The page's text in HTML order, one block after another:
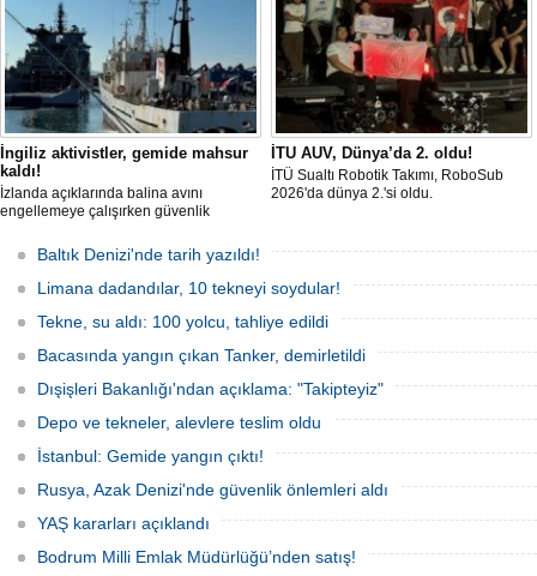
İngiliz aktivistler, gemide mahsur
kaldı!
İzlanda açıklarında balina avını
engellemeye çalışırken güvenlik
protesto gemisindeki 21 çevre aktivisti,
günlerdir gemiden çıkmalarına izin
verilmediğini ve temel haklarının ihlal
edildiğini öne sürdü. Mürettebatta iki
Britanyalı aktivist de bulunuyor.
İTU AUV, Dünya’da 2. oldu!
İTÜ Sualtı Robotik Takımı, RoboSub
2026'da dünya 2.'si oldu.
Baltık Denizi'nde tarih yazıldı!
Limana dadandılar, 10 tekneyi soydular!
Tekne, su aldı: 100 yolcu, tahliye edildi
Bacasında yangın çıkan Tanker, demirletildi
Dışişleri Bakanlığı'ndan açıklama: "Takipteyiz"
Depo ve tekneler, alevlere teslim oldu
İstanbul: Gemide yangın çıktı!
Rusya, Azak Denizi'nde güvenlik önlemleri aldı
YAŞ kararları açıklandı
Bodrum Milli Emlak Müdürlüğü’nden satış!